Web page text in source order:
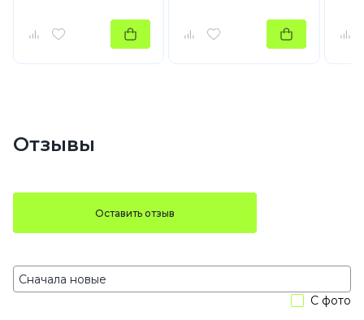
Отзывы
Оставить отзыв
С фото